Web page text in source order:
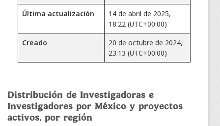
Distribución de Investigadoras e
Investigadores por México y proyectos
activos, por región
Última actualización
14 de abril de 2025,
18:22 (UTC+00:00)
Creado
20 de octubre de 2024,
23:13 (UTC+00:00)